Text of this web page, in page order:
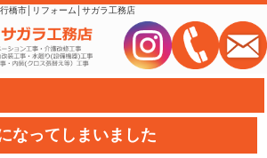
行橋市│リフォーム│サガラ工務店
なってしまいました